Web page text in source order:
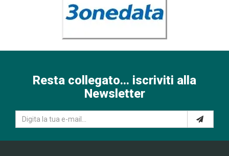
Resta collegato... iscriviti alla
Newsletter